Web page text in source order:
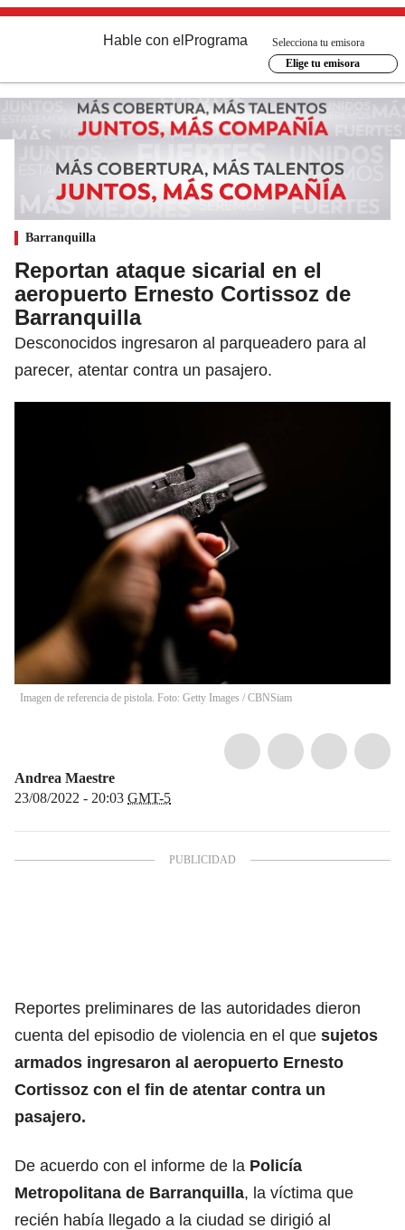
Hable con el Programa
Selecciona tu emisora
Elige tu emisora
Barranquilla
Reportan ataque sicarial en el
aeropuerto Ernesto Cortissoz de
Barranquilla
Desconocidos ingresaron al parqueadero para al
parecer, atentar contra un pasajero.
Imagen de referencia de pistola. Foto: Getty Images / CBNSiam
Andrea Maestre
23/08/2022 - 20:03 GMT-5
Reportes preliminares de las autoridades dieron
cuenta del episodio de violencia en el que sujetos
armados ingresaron al aeropuerto Ernesto
Cortissoz con el fin de atentar contra un
pasajero.
De acuerdo con el informe de la Policía
Metropolitana de Barranquilla, la víctima que
recién había llegado a la ciudad se dirigió al